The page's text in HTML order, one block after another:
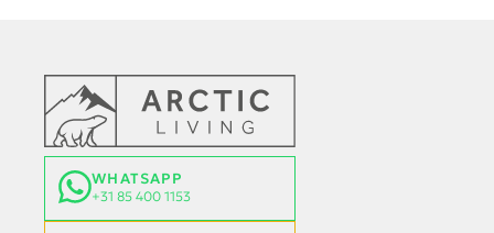
WHATSAPP
+31 85 400 1153